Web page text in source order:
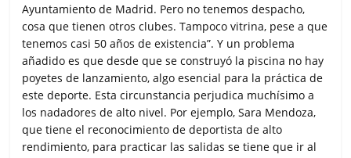
Ayuntamiento de Madrid. Pero no tenemos despacho,
cosa que tienen otros clubes. Tampoco vitrina, pese a que
tenemos casi 50 años de existencia”. Y un problema
añadido es que desde que se construyó la piscina no hay
poyetes de lanzamiento, algo esencial para la práctica de
este deporte. Esta circunstancia perjudica muchísimo a
los nadadores de alto nivel. Por ejemplo, Sara Mendoza,
que tiene el reconocimiento de deportista de alto
rendimiento, para practicar las salidas se tiene que ir al